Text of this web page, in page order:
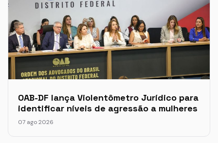
OAB-DF lança Violentômetro Jurídico para
identificar níveis de agressão a mulheres
07 ago 2026